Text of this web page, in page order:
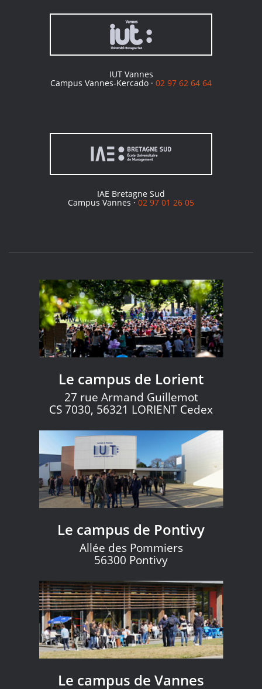
IUT Vannes
Campus Vannes-Kercado · 02 97 62 64 64
IAE Bretagne Sud
Campus Vannes ·02 97 01 26 05
Le campus de Lorient
27 rue Armand Guillemot
CS 7030, 56321 LORIENT Cedex
Le campus de Pontivy
Allée des Pommiers
56300 Pontivy
Le campus de Vannes